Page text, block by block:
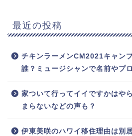
最近の投稿
チキンラーメンCM2021キャン
誰？ミュージシャンで名前やプ
家ついて行ってイイですかはや
まらないなどの声も？
伊東美咲のハワイ移住理由は別